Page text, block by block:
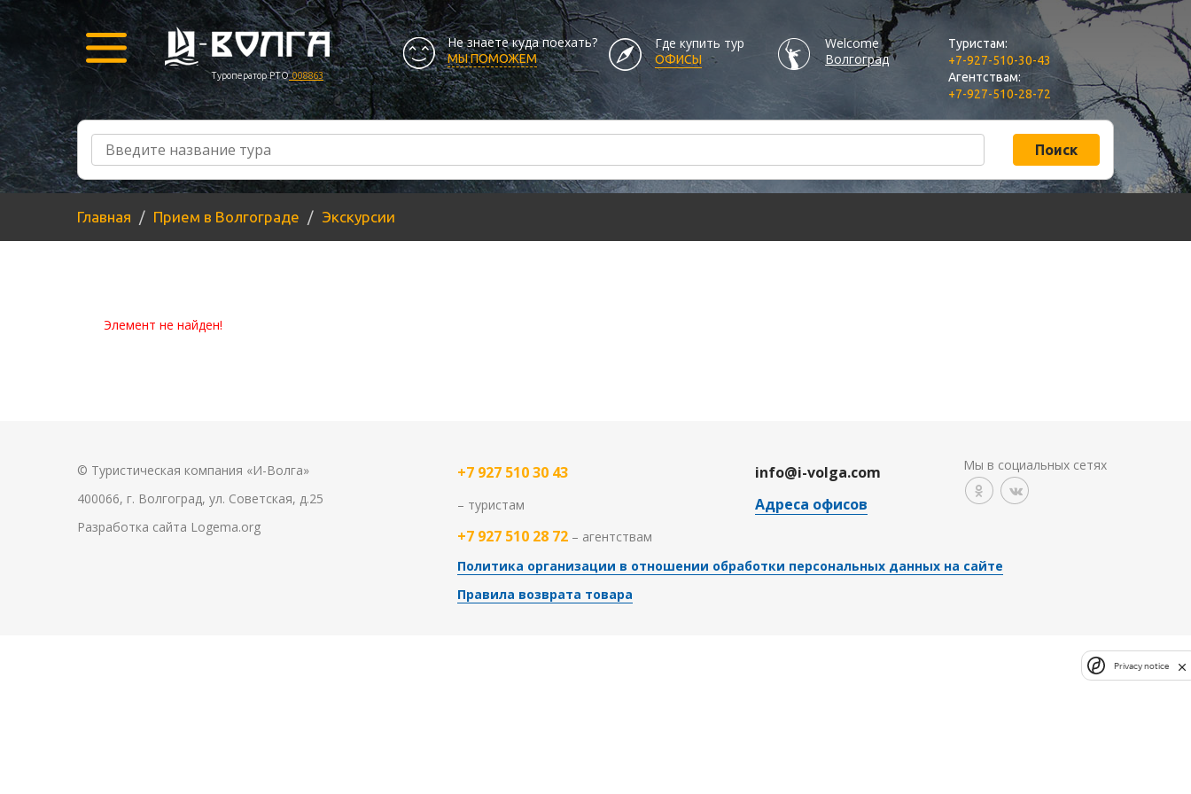
Туроператор РТО008863
Не знаете куда поехать?
МЫ ПОМОЖЕМ
Где купить тур
ОФИСЫ
Welcome
Волгоград
Туристам:
+7-927-510-30-43
Агентствам:
+7-927-510-28-72
Поиск
Главная Прием в Волгограде Экскурсии
Элемент не найден!
© Туристическая компания «И-Волга»
400066, г. Волгоград, ул. Советская, д.25
Разработка сайта Logema.org
+7 927 510 30 43
– туристам
+7 927 510 28 72 – агентствам
info@i-volga.com
Адреса офисов
Мы в социальных сетях
Политика организации в отношении обработки персональных данных на сайте
Правила возврата товара
Privacy notice